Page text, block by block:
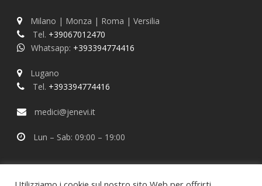
Milano | Monza | Roma | Versilia
Tel. +39067012470
Whatsapp: +393394774416
Lugano
Tel. +393394774416
medici@jenevi.it
Lun – Sab: 09:00 – 19:00